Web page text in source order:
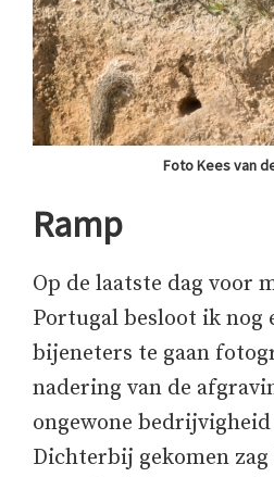
Foto Kees van
Ramp
Op de laatste dag voor
Portugal besloot ik nog
bijeneters te gaan
nadering van de
ongewone
Dichterbij gekomen